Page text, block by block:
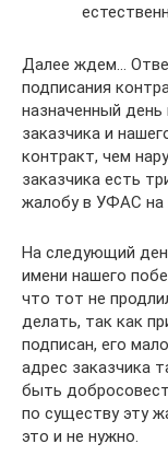
Далее ждем…
подписания
назначенный
заказчика и
контракт, чем
заказчика есть
жалобу в УФАС на
На следующий
имени нашего
что тот не
делать, так как
подписан, его
адрес заказчика
быть
по существу эту
это и не нужно.